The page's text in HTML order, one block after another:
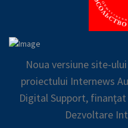
Noua versiune site-
proiectului Internews
Digital Support,
Dezvoltare